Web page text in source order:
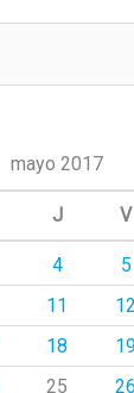
mayo 2017
J V
4 5
11 12
18
25 26